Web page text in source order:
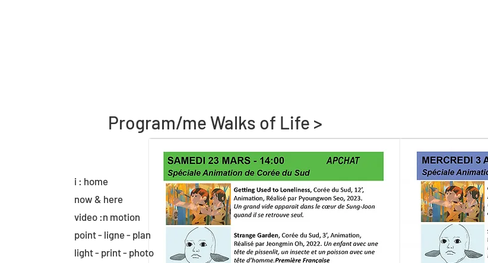
i : home
now & here
video :n motion
point - ligne - plan
light - print - photo
Program/me Walks of Life >